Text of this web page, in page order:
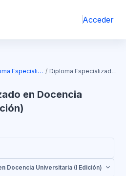
Acceder
Diploma Especializado en Docencia Universitaria Diploma Especializado en Docencia Universitaria (I Edición)
en Docencia
Docencia Universitaria (I Edición)